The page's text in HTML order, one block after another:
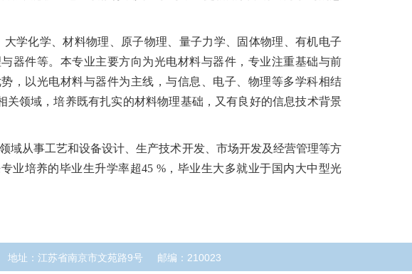
学化学、材料物理、原子物理、量子力学、固体物理、有机电子
器件等。本专业主要方向为光电材料与器件，专业注重基础与前
，以光电材料与器件为主线，与信息、电子、物理等多学科相结
领域，培养既有扎实的材料物理基础，又有良好的信息技术背景
域从事工艺和设备设计、生产技术开发、市场开发及经营管理等方
业培养的毕业生升学率超45 %，毕业生大多就业于国内大中型光
地址：江苏省南京市文苑路9号 邮编：210023